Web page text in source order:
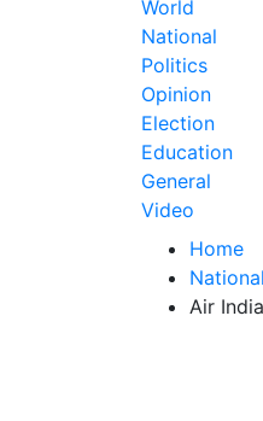
World
National
Politics
Opinion
Election
Education
General
Video
Home
National
Air